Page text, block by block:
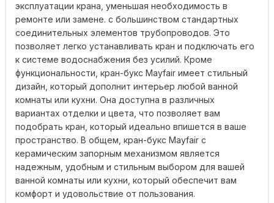
эксплуатации крана, уменьшая необходимость в
ремонте или замене. с большинством стандартных
соединительных элементов трубопроводов. Это
позволяет легко устанавливать кран и подключать его
к системе водоснабжения без усилий. Кроме
функциональности, кран-букс Mayfair имеет стильный
дизайн, который дополнит интерьер любой ванной
комнаты или кухни. Она доступна в различных
вариантах отделки и цвета, что позволяет вам
подобрать кран, который идеально впишется в ваше
пространство. В общем, кран-букс Mayfair с
керамическим запорным механизмом является
надежным, удобным и стильным выбором для вашей
ванной комнаты или кухни, который обеспечит вам
комфорт и удовольствие от пользования.